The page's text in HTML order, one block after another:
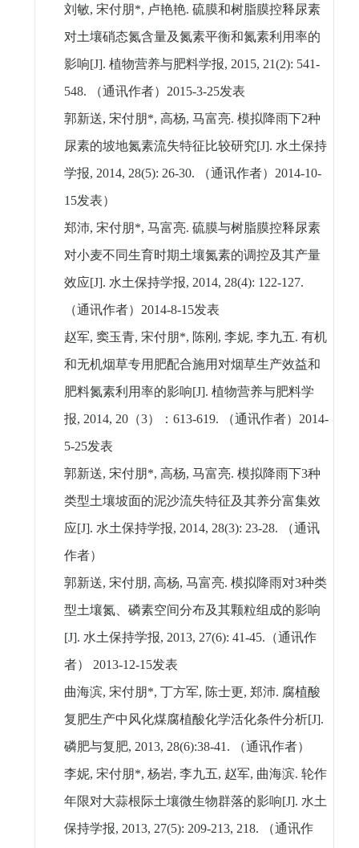
刘敏, 宋付朋*, 卢艳艳. 硫膜和树脂膜控释尿素
对土壤硝态氮含量及氮素平衡和氮素利用率的
影响[J]. 植物营养与肥料学报, 2015, 21(2): 541-
548.
（通讯作者） 2015-3-25发表
郭新送, 宋付朋*, 高杨, 马富亮. 模拟降雨下2种
尿素的坡地氮素流失特征比较研究[J]. 水土保持
学报, 2014, 28(5): 26-30. （通讯作者） 2014-10-
15发表）
郑沛, 宋付朋*, 马富亮. 硫膜与树脂膜控释尿素
对小麦不同生育时期土壤氮素的调控及其产量
效应[J]. 水土保持学报, 2014, 28(4): 122-127.
（通讯作者） 2014-8-15发表
赵军, 窦玉青, 宋付朋*, 陈刚 , 李妮, 李九五. 有机
和无机烟草专用肥配合施用对烟草生产效益和
肥料氮素利用率的影响[J]. 植物营养与肥料学
报, 2014, 20（3）： 613-619. （通讯作者） 2014-
5-25发表
郭新送, 宋付朋*, 高杨, 马富亮. 模拟降雨下3种
类型土壤坡面的泥沙流失特征及其养分富集效
应[J]. 水土保持学报, 2014, 28(3): 23-28.
（通讯
作者）
郭新送, 宋付朋, 高杨, 马富亮. 模拟降雨对3种类
型土壤氮、磷素空间分布及其颗粒组成的影响
[J]. 水土保持学报, 2013, 27(6): 41-45. （通讯作
者） 2013-12-15发表
曲海滨, 宋付朋*, 丁方军, 陈士更, 郑沛. 腐植酸
复肥生产中风化煤腐植酸化学活化条件分析[J].
磷肥与复肥, 2013, 28(6):38-41.
（通讯作者）
李妮, 宋付朋*, 杨岩, 李九五, 赵军, 曲海滨. 轮作
年限对大蒜根际土壤微生物群落的影响[J]. 水土
保持学报, 2013, 27(5): 209-213, 218.
（通讯作